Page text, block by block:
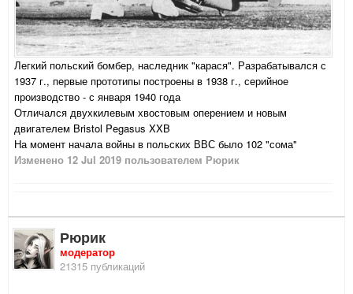
Легкий польский бомбер, наследник "карася". Разрабатывался с
1937 г., первые прототипы построены в 1938 г., серийное
производство - с января 1940 года
Отличался двухкилевым хвостовым оперением и новым
двигателем Bristol Pegasus XXB
На момент начала войны в польских ВВС было 102 "сома"
Изменено 12 Jul 2019 пользователем Рюрик
Рюрик
модератор
21315 публикаций